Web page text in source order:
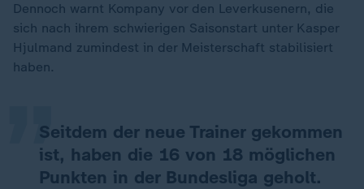
Dennoch warnt Kompany vor den Leverkusenern, die
sich nach ihrem schwierigen Saisonstart unter Kasper
Hjulmand zumindest in der Meisterschaft stabilisiert
haben.
Seitdem der neue Trainer gekommen
ist, haben die 16 von 18 möglichen
Punkten in der Bundesliga geholt.
„